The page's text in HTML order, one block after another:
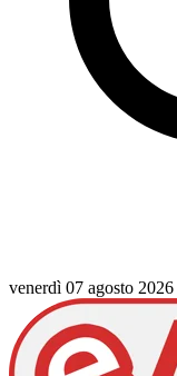
venerdì 07 agosto 2026